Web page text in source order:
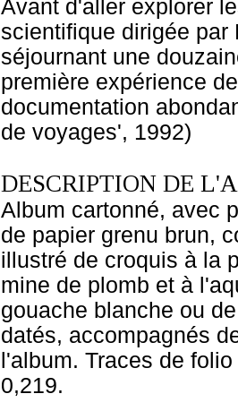
Avant d'aller explorer
scientifique dirigée par
séjournant une
première expérience
documentation
de voyages', 1992)
DESCRIPTION DE
Album cartonné, avec
de papier grenu brun,
illustré de croquis à la
mine de plomb et à
gouache blanche ou
datés, accompagnés
l'album. Traces de
0,219.